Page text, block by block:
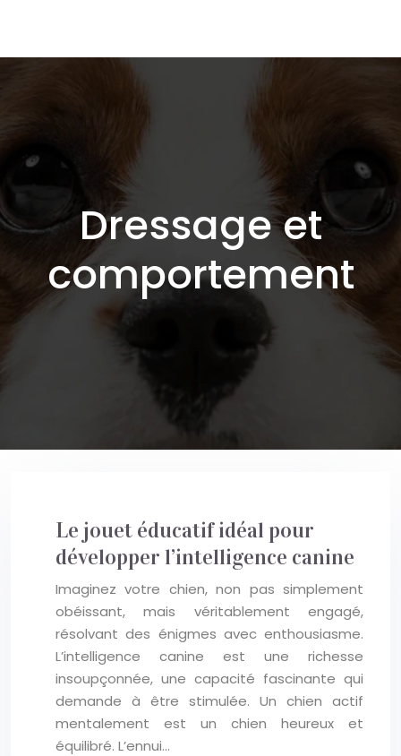
Dressage et
comportement
Le jouet éducatif idéal pour
développer l’intelligence canine
Imaginez votre chien, non pas simplement
obéissant, mais véritablement engagé,
résolvant des énigmes avec enthousiasme.
L’intelligence canine est une richesse
insoupçonnée, une capacité fascinante qui
demande à être stimulée. Un chien actif
mentalement est un chien heureux et
équilibré. L’ennui…